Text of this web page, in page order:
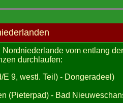
vom entlang der
durchlaufen:
9, westl. Teil) - Dongeradeel)
(Pieterpad) - Bad